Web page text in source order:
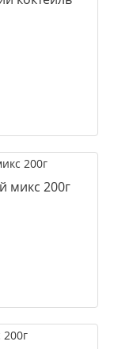
микс 200г